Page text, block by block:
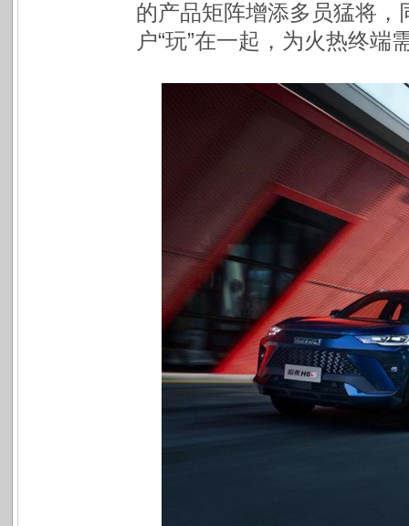
的产品矩阵增添多员猛将
户“玩”在一起，为火热终端